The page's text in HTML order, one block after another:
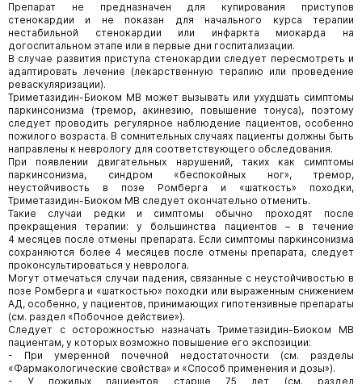
Препарат не предназначен для купирования приступов
стенокардии и не показан для начального курса терапии
нестабильной стенокардии или инфаркта миокарда на
догоспитальном этапе или в первые дни госпитализации.
В случае развития приступа стенокардии следует пересмотреть и
адаптировать лечение (лекарственную терапию или проведение
реваскуляризации).
Триметазидин-Биоком МВ может вызывать или ухудшать симптомы
паркинсонизма (тремор, акинезию, повышение тонуса), поэтому
следует проводить регулярное наблюдение пациентов, особенно
пожилого возраста. В сомнительных случаях пациенты должны быть
направлены к неврологу для соответствующего обследования.
При появлении двигательных нарушений, таких как симптомы
паркинсонизма, синдром «беспокойных ног», тремор,
неустойчивость в позе Ромберга и «шаткость» походки,
Триметазидин-Биоком МВ следует окончательно отменить.
Такие случаи редки и симптомы обычно проходят после
прекращения терапии: у большинства пациентов – в течение
4 месяцев после отмены препарата. Если симптомы паркинсонизма
сохраняются более 4 месяцев после отмены препарата, следует
проконсультироваться у невролога.
Могут отмечаться случаи падения, связанные с неустойчивостью в
позе Ромберга и «шаткостью» походки или выраженным снижением
АД, особенно, у пациентов, принимающих гипотензивные препараты
(см. раздел «Побочное действие»).
Следует с осторожностью назначать Триметазидин-Биоком МВ
пациентам, у которых возможно повышение его экспозиции:
- При умеренной почечной недостаточности (см. разделы
«Фармакологические свойства» и «Способ применения и дозы»).
- У пожилых пациентов старше 75 лет (см. раздел